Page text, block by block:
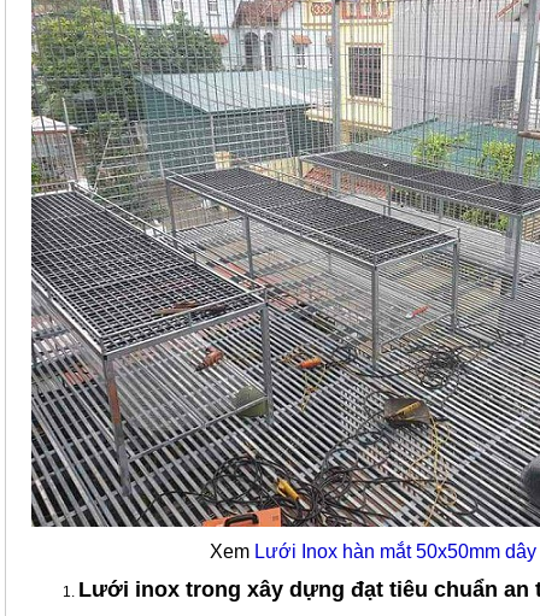
Xem Lưới Inox hàn mắt 50x50mm dây
Lưới inox trong xây dựng đạt tiêu chuẩn an